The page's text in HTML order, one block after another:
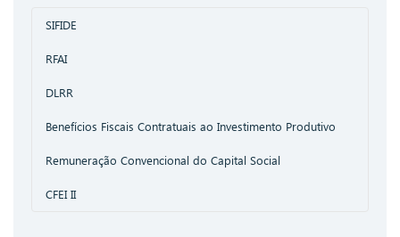
SIFIDE
RFAI
DLRR
Benefícios Fiscais Contratuais ao Investimento Produtivo
Remuneração Convencional do Capital Social
CFEI II